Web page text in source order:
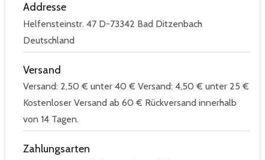
Addresse
Helfensteinstr. 47 D-73342 Bad Ditzenbach
Deutschland
Versand
Versand: 2,50 € unter 40 € Versand: 4,50 € unter 25 €
Kostenloser Versand ab 60 € Rückversand innerhalb
von 14 Tagen.
Zahlungsarten